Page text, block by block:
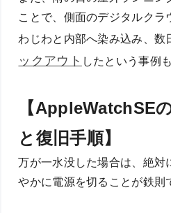
ことで、側面のデジタルクラ
わじわと内部へ染み込み、数
ックアウト したという事例
【AppleWatchSE
と復旧手順】
万が一水没した場合は、絶対
やかに電源を切ることが鉄則